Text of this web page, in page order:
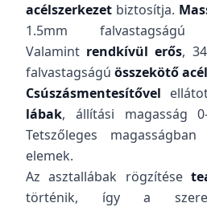
acélszerkezet biztosítja.
1.5mm
Valamint rendkívül erős,
falvastagságú összekötő
Csúszásmentesítővel
lábak, állítási magasság
Tetszőleges
elemek.
Az asztallábak rögzítése
történik, így a